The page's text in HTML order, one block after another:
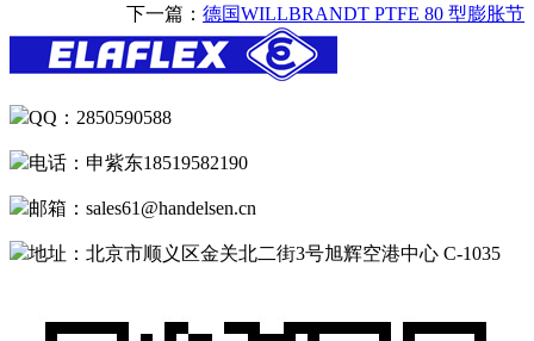
下一篇： 德国WILLBRANDT PTFE 80 型膨胀节
QQ：2850590588
电话：申紫东18519582190
邮箱：sales61@handelsen.cn
地址：北京市顺义区金关北二街3号旭辉空港中心 C-1035